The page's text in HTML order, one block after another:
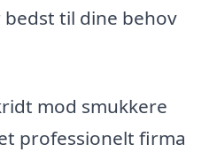
til dine behov
mod smukkere
professionelt firma